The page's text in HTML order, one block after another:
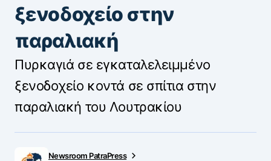
ξενοδοχείο στην
παραλιακή
Πυρκαγιά σε εγκαταλελειμμένο
ξενοδοχείο κοντά σε σπίτια στην
παραλιακή του Λουτρακίου
Newsroom PatraPress